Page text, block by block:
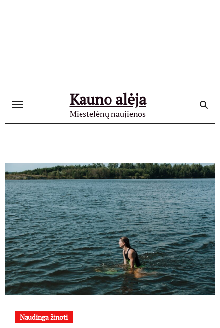
Kauno alėja
Miestelėnų naujienos
Naudinga žinoti